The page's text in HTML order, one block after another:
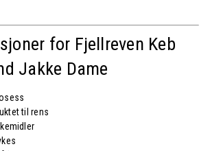
for Fjellreven Keb
Jakke Dame
til rens